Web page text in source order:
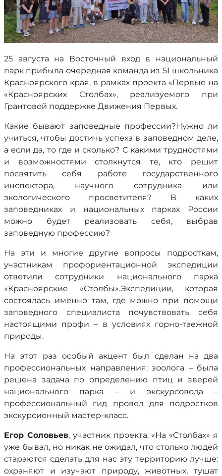
25 августа на Восточный вход в национальный
парк прибыла очередная команда из 51 школьника
Красноярского края, в рамках проекта «Первые на
«Красноярских Столбах», реализуемого при
Грантовой поддержке Движения Первых.
Какие бывают заповедные профессии?Нужно ли
учиться, чтобы достичь успеха в заповедном деле,
а если да, то где и сколько? С какими трудностями
и возможностями столкнутся те, кто решит
посвятить себя работе государственного
инспектора, научного сотрудника или
экологического просветителя? В каких
заповедниках и национальных парках России
можно будет реализовать себя, выбрав
заповедную профессию?
На эти и многие другие вопросы подросткам,
участникам профориентационной экспедиции
ответили сотрудники национального парка
«Красноярские «Столбы».Экспедиции, которая
состоялась именно там, где можно при помощи
заповедного специалиста почувствовать себя
настоящими профи – в условиях горно-таежной
природы.
На этот раз особый акцент был сделан на два
профессиональных направления: зоолога – была
решена задача по определению птиц и зверей
национального парка – и экскурсовода –
профессиональный гид провел для подростков
экскурсионный мастер-класс.
Егор Соловьев, участник проекта: «На «Столбах» я
уже бывал, но никак не ожидал, что столько людей
стараются сделать для нас эту территорию лучше:
охраняют и изучают природу, животных, тушат